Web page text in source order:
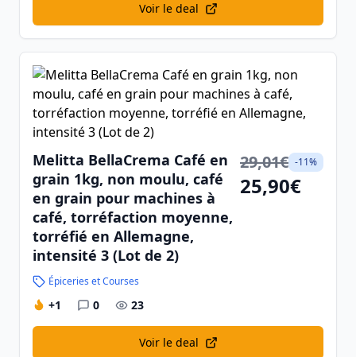
Voir le deal
Melitta BellaCrema Café en
grain 1kg, non moulu, café
en grain pour machines à
café, torréfaction moyenne,
torréfié en Allemagne,
intensité 3 (Lot de 2)
Épiceries et Courses
29,01€ -11%
25,90€
+1 0 23
Voir le deal